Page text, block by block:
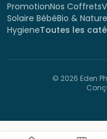
PromotionNos Coffrets
Solaire BébéBio & Nature
HygieneToutes les
© 2026 Eden